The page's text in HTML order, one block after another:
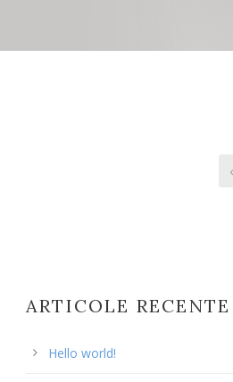
ARTICOLE RECENTE
Hello world!